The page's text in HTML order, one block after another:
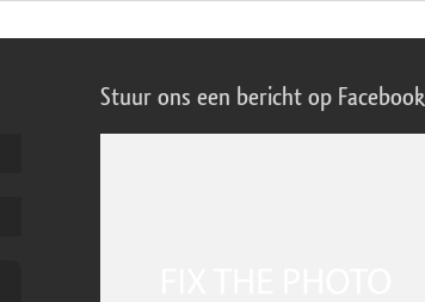
Stuur ons een bericht op Facebook